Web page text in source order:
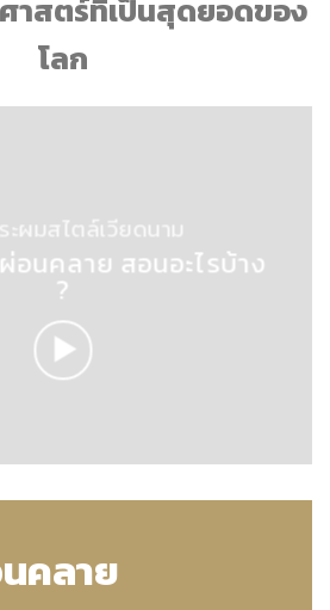
าสตร์ที่เป็นสุดยอดของ
โลก
ผมสไตล์เวียดนาม
อนคลาย สอนอะไรบ้าง
?
คลาย